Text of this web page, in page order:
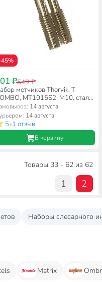
₽549 ₽
метчиков Thorvik, T-
MT1015S2, М10, сталь
G, двухпроходные ручные
шаг резьбы 1.5
2 предмета
14 августа
14 августа
5•1 отзыв
В корзину
Товары 33 - 62 из 62
1 2
Наборы слесарного
Matrix